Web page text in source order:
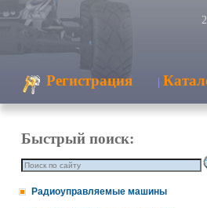
Регистрация |
Быстрый поиск:
Радиоуправляемые машины